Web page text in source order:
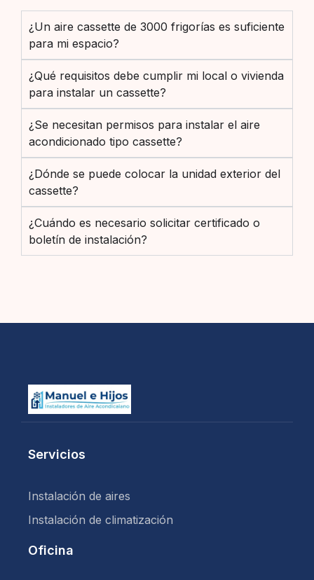
¿Un aire cassette de 3000 frigorías es suficiente
para mi espacio?
¿Qué requisitos debe cumplir mi local o vivienda
para instalar un cassette?
¿Se necesitan permisos para instalar el aire
acondicionado tipo cassette?
¿Dónde se puede colocar la unidad exterior del
cassette?
¿Cuándo es necesario solicitar certificado o
boletín de instalación?
Servicios
Instalación de aires
Instalación de climatización
Oficina